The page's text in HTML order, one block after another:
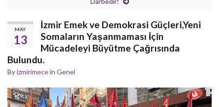
MAY
13
İzmir Emek ve Demokrasi Güçleri,Yeni
Somaların Yaşanmaması İçin
Mücadeleyi Büyütme Çağrısında
Bulundu.
Byizmirimecein Genel